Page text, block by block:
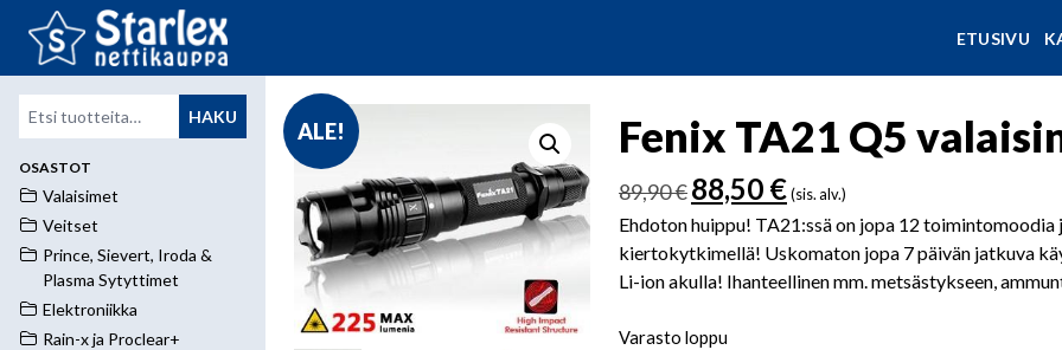
ETUSIVU
Etsi: HAKU
OSASTOT
Valaisimet
Veitset
Prince, Sievert, Iroda &
Plasma Sytyttimet
Elektroniikka
Rain-x ja Proclear+
ALE! Fenix TA21 Q5
89,90€ Alkuperäinen
hinta
oli:
89,90 €.
88,50 €Nykyinen
hinta
on:
88,50 €.
(sis. alv.)
Ehdoton huippu! TA21:ssä on jopa 12
kiertokytkimellä! Uskomaton jopa 7 päivän jatkuva
Li-ion akulla! Ihanteellinen mm. metsästykseen,
Varasto loppu